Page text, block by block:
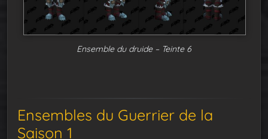
Ensemble du druide – Teinte 6
Ensembles du Guerrier de la
Saison 1